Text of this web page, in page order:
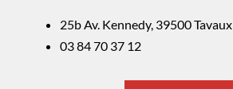
25b Av. Kennedy, 39500 Tavaux
03 84 70 37 12